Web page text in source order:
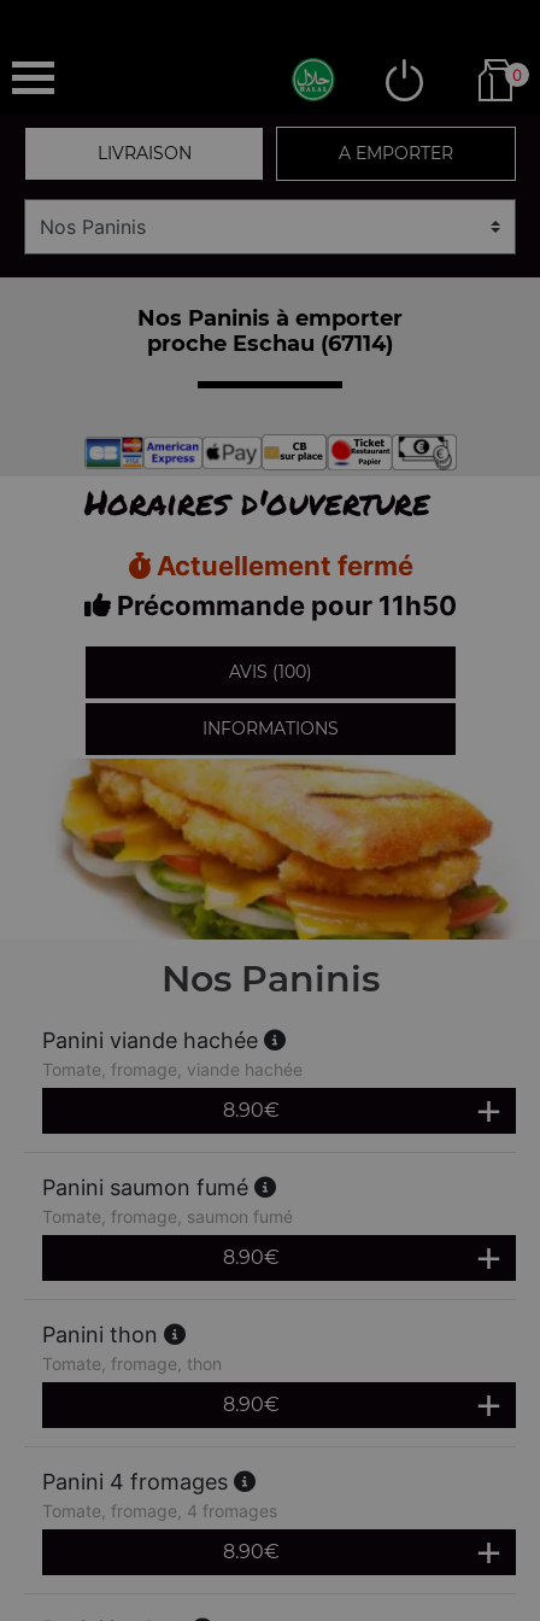
0
LIVRAISON A EMPORTER
Nos Paninis à emporter
proche Eschau (67114)
Horaires d'ouverture
Actuellement fermé
Précommande pour 11h50
AVIS (100)
INFORMATIONS
Nos Paninis
Panini viande hachée
Tomate, fromage, viande hachée
8.90€
Panini saumon fumé
Tomate, fromage, saumon fumé
8.90€
Panini thon
Tomate, fromage, thon
8.90€
Panini 4 fromages
Tomate, fromage, 4 fromages
8.90€